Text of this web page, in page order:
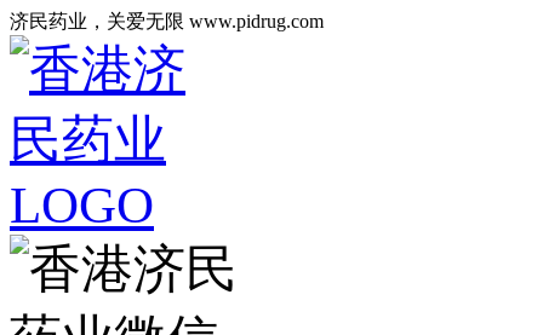
济民药业，关爱无限 www.pidrug.com